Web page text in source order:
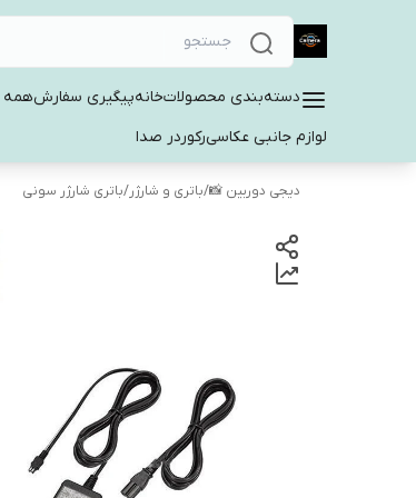
دسته‌بندی محصولاتخانهپیگیری سفارشهمه
لوازم جانبی عکاسیرکوردر صدا
دیجی دوربین 📸/باتری و شارژر/باتری شارژر سونی